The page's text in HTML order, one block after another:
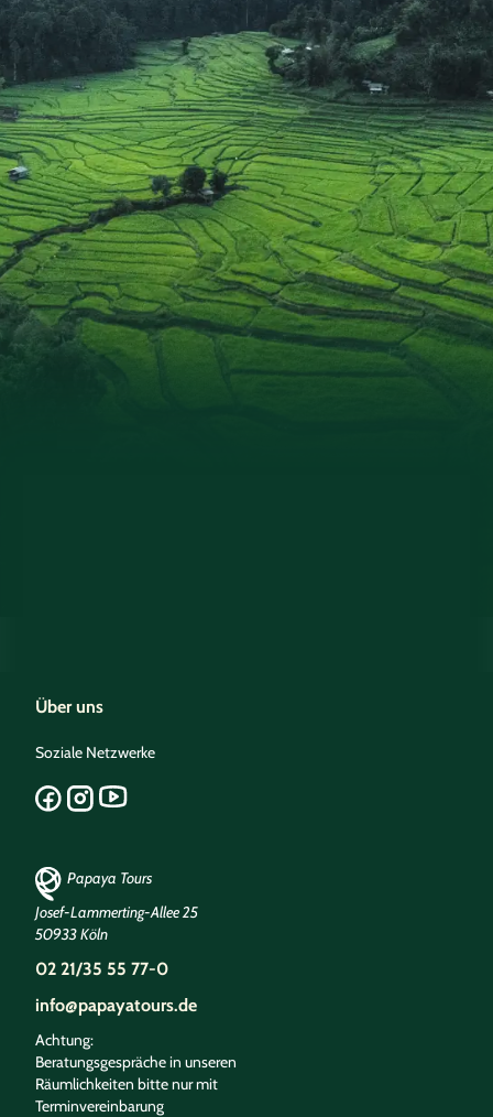
Über uns
Soziale Netzwerke
Papaya Tours
Josef-Lammerting-Allee 25
50933 Köln
02 21/35 55 77-0
info@papayatours.de
Achtung:
Beratungsgespräche in unseren
Räumlichkeiten bitte nur mit
Terminvereinbarung